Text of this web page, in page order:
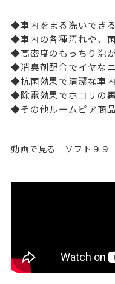
◆車内をまる洗いでき
◆車内の各種汚れや、
◆高密度のもっちり泡
◆消臭剤配合でイヤな
◆抗菌効果で清潔な車
◆除電効果でホコリの
◆その他ルームピア商
動画で見る ソフト９９